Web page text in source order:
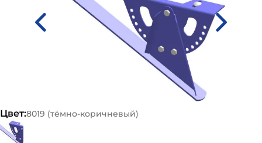
Цвет:8019 (тёмно-коричневый)